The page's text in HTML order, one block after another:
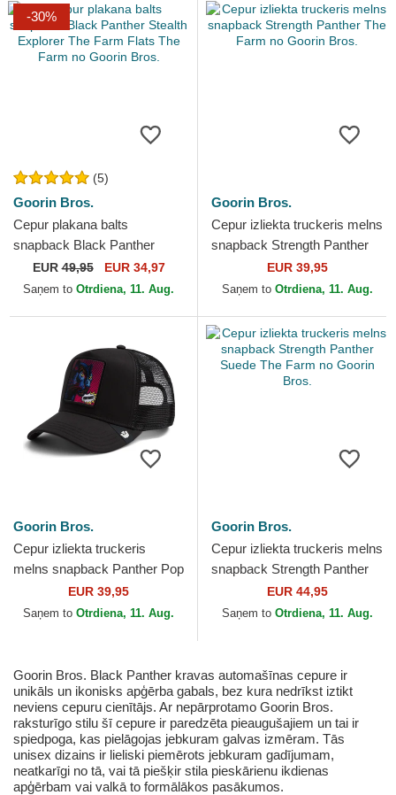
-30%
(5)
Goorin Bros.
Cepur plakana balts
snapback Black Panther
Stealth Explorer The Farm
Flats The Farm no Goorin
EUR49,95 EUR 34,97
Saņem to Otrdiena, 11. Aug.
Goorin Bros.
Cepur izliekta truckeris melns
snapback Strength Panther
The Farm no Goorin Bros.
EUR 39,95
Saņem to Otrdiena, 11. Aug.
Goorin Bros.
Cepur izliekta truckeris
melns snapback Panther Pop
Art 2 The Farm no Goorin
Bros.
EUR 39,95
Saņem to Otrdiena, 11. Aug.
Goorin Bros.
Cepur izliekta truckeris melns
snapback Strength Panther
Suede The Farm no Goorin
Bros.
EUR 44,95
Saņem to Otrdiena, 11. Aug.
Goorin Bros. Black Panther kravas automašīnas cepure ir
unikāls un ikonisks apģērba gabals, bez kura nedrīkst iztikt
neviens cepuru cienītājs. Ar nepārprotamo Goorin Bros.
raksturīgo stilu šī cepure ir paredzēta pieaugušajiem un tai ir
spiedpoga, kas pielāgojas jebkuram galvas izmēram. Tās
unisex dizains ir lieliski piemērots jebkuram gadījumam,
neatkarīgi no tā, vai tā piešķir stila pieskārienu ikdienas
apģērbam vai valkā to formālākos pasākumos.